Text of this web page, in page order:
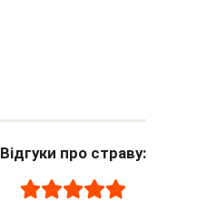
Відгуки про страву: